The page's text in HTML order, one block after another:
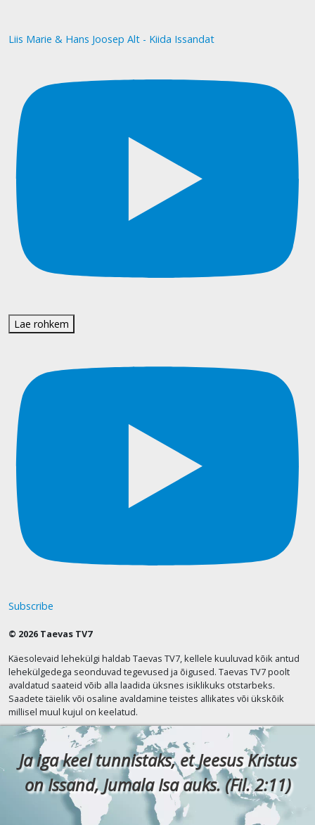
Liis Marie & Hans Joosep Alt - Kiida Issandat
Lae rohkem
Subscribe
© 2026 Taevas TV7
Käesolevaid lehekülgi haldab Taevas TV7, kellele kuuluvad kõik antud
lehekülgedega seonduvad tegevused ja õigused. Taevas TV7 poolt
avaldatud saateid võib alla laadida üksnes isiklikuks otstarbeks.
Saadete täielik või osaline avaldamine teistes allikates või ükskõik
millisel muul kujul on keelatud.
Ja iga keel tunnistaks, et Jeesus Kristus
on Issand, Jumala Isa auks. (Fil. 2:11)